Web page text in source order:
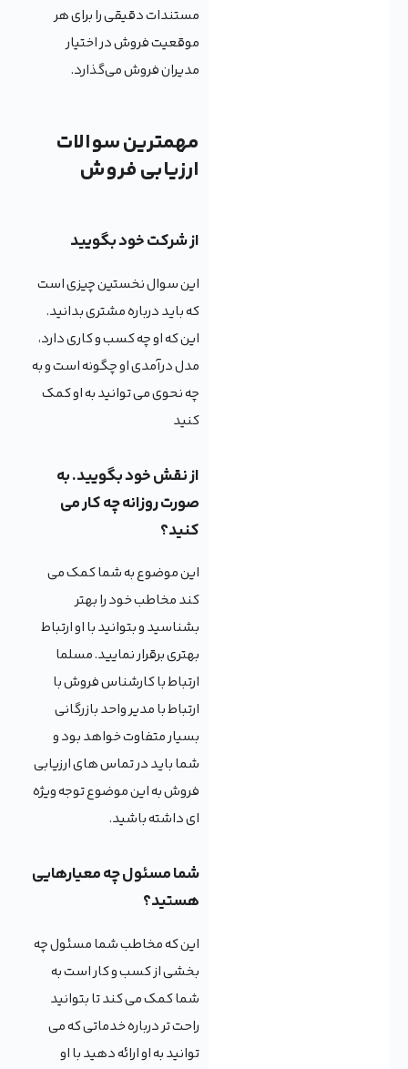
مستندات دقیقی را برای هر
موقعیت فروش در اختیار
مدیران فروش می‌گذارد.
مهمترین سوالات
ارزیابی فروش
از شرکت خود بگویید
این سوال نخستین چیزی است
که باید درباره مشتری بدانید.
این که او چه کسب و کاری دارد،
مدل درآمدی او چگونه است و به
چه نحوی می توانید به او کمک
کنید
از نقش خود بگویید. به
صورت روزانه چه کار می
کنید؟
این موضوع به شما کمک می
کند مخاطب خود را بهتر
بشناسید و بتوانید با او ارتباط
بهتری برقرار نمایید. مسلما
ارتباط با کارشناس فروش با
ارتباط با مدیر واحد بازرگانی
بسیار متفاوت خواهد بود و
شما باید در تماس های ارزیابی
فروش به این موضوع توجه ویژه
ای داشته باشید.
شما مسئول چه معیارهایی
هستید؟
این که مخاطب شما مسئول چه
بخشی از کسب و کار است به
شما کمک می کند تا بتوانید
راحت تر درباره خدماتی که می
توانید به او ارائه دهید با او